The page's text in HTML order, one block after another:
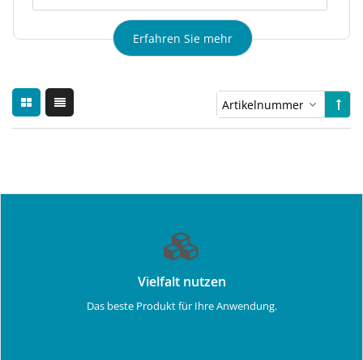
Erfahren Sie mehr
Vielfalt nutzen
Das beste Produkt für Ihre Anwendung.